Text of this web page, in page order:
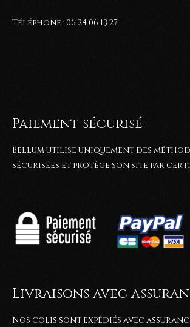
Téléphone : 06 24 06 13 27
Paiement sécurisé
Bellum utilise uniquement des
sécurisées et protège son site par
Livraisons avec
Nos colis sont expédiés avec